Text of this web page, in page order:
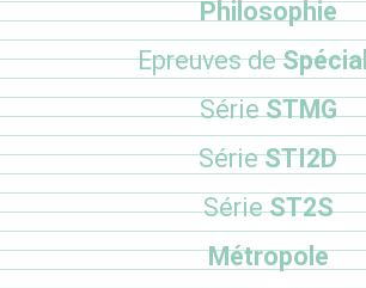
Philosophie
Epreuves de
SérieSTMG
SérieSTI2D
SérieST2S
Métropole